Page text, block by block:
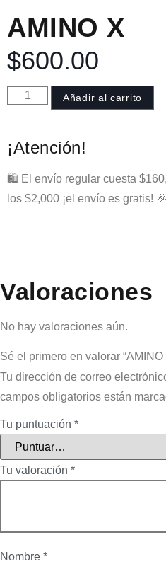
AMINO X
$600.00
Añadir al carrito
¡Atención!
🛍️ El envío regular cuesta
los $2,000 ¡el envío es gratis! 🎉
Valoraciones
No hay valoraciones aún.
Sé el primero en valorar “AMINO
Tu dirección de correo
campos obligatorios están
Tu puntuación *
Tu valoración *
Nombre *